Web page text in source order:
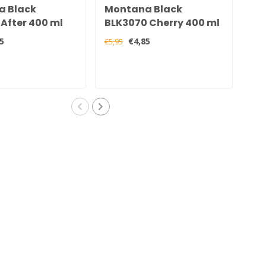
Black
After 400 ml
Montana Black
BLK3070 Cherry 400 ml
€5,95 €4,85